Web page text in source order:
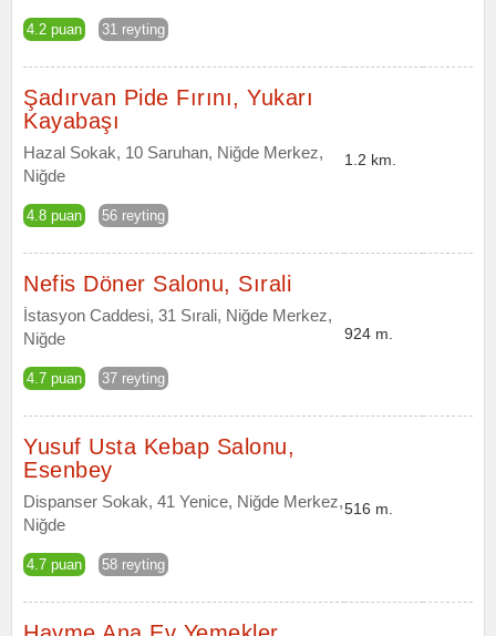
4.2 puan 31 reyting
Şadırvan Pide Fırını, Yukarı
Kayabaşı
Hazal Sokak, 10 Saruhan, Niğde Merkez,
Niğde
4.8 puan 56 reyting
1.2 km.
Nefis Döner Salonu, Sırali
İstasyon Caddesi, 31 Sırali, Niğde Merkez,
Niğde
4.7 puan 37 reyting
924 m.
Yusuf Usta Kebap Salonu,
Esenbey
Dispanser Sokak, 41 Yenice, Niğde Merkez,
Niğde
4.7 puan 58 reyting
516 m.